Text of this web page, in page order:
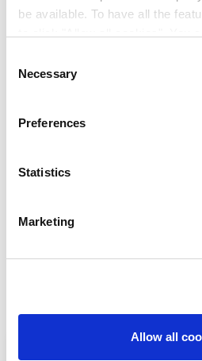
be available. To have all the
our site under "Manage cookies".
Selection
Necessary
Preferences
Statistics
Marketing
Allow all
Οι ενδιαφερόμενοι καλούνται
ώρα 17:00
Κατεβάστε το πλήρες